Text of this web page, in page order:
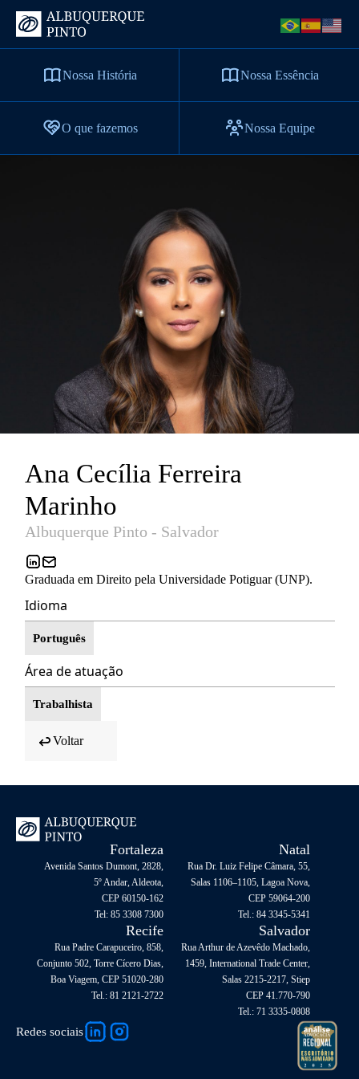
Nossa História Nossa Essência
O que fazemos Nossa Equipe
Ana Cecília Ferreira
Marinho
Albuquerque Pinto - Salvador
Graduada em Direito pela Universidade Potiguar (UNP).
Idioma
Português
Área de atuação
Trabalhista
Voltar
Fortaleza
Avenida Santos Dumont, 2828,
5º Andar, Aldeota,
CEP 60150-162
Tel: 85 3308 7300
Natal
Rua Dr. Luiz Felipe Câmara, 55,
Salas 1106–1105, Lagoa Nova,
CEP 59064-200
Tel.: 84 3345-5341
Recife
Rua Padre Carapuceiro, 858,
Conjunto 502, Torre Cícero Dias,
Boa Viagem, CEP 51020-280
Tel.: 81 2121-2722
Salvador
Rua Arthur de Azevêdo Machado,
1459, International Trade Center,
Salas 2215-2217, Stiep
CEP 41.770-790
Tel.: 71 3335-0808
Redes sociais